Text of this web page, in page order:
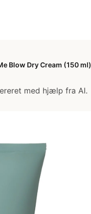
Blow Dry Cream (150 ml)
med hjælp fra AI.